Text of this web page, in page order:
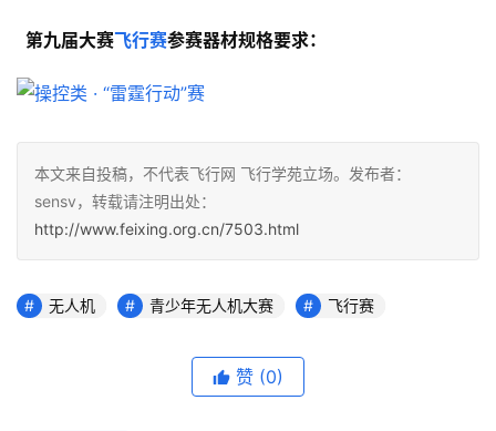
第九届大赛飞行赛参赛器材规格要求：
本文来自投稿，不代表飞行网 飞行学苑立场。发布者：
sensv，转载请注明出处：
http://www.feixing.org.cn/7503.html
无人机 青少年无人机大赛 飞行赛
赞 (0)